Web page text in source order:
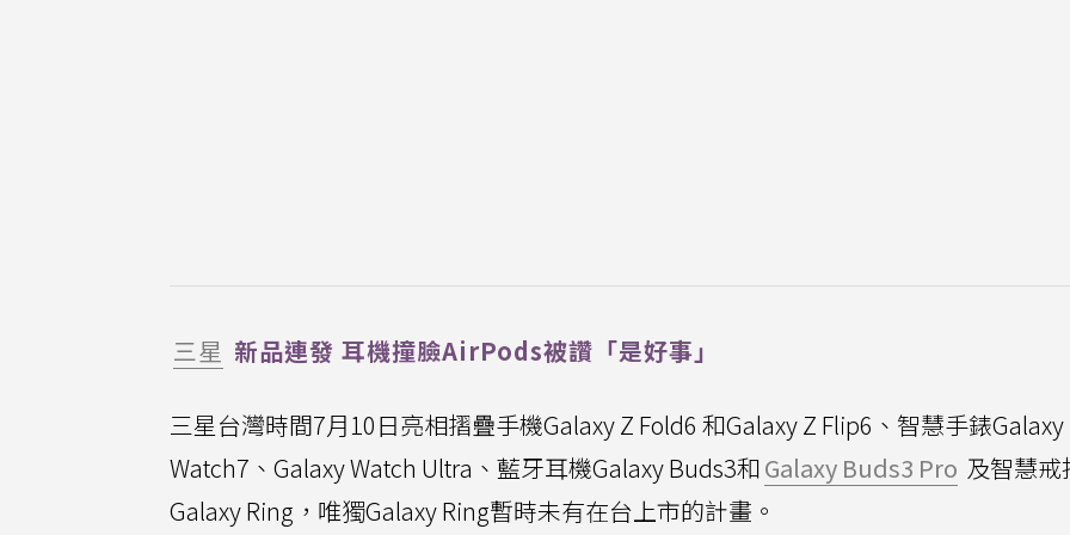
三星 新品連發 耳機撞臉AirPods被讚「是好事」
三星台灣時間7月10日亮相摺疊手機Galaxy Z Fold6 和Galaxy Z Flip6、智慧手錶Galaxy
Watch7、Galaxy Watch Ultra、藍牙耳機Galaxy Buds3和Galaxy Buds3 Pro 及智慧戒
Galaxy Ring，唯獨Galaxy Ring暫時未有在台上市的計畫。